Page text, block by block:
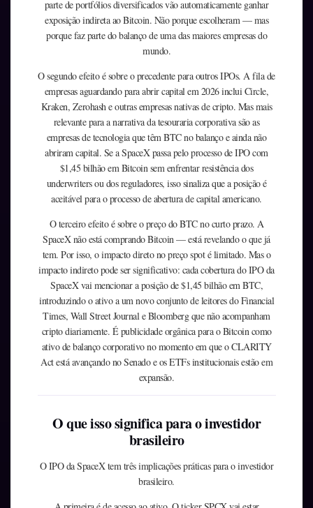
parte de portfólios diversificados vão automaticamente ganhar
exposição indireta ao Bitcoin. Não porque escolheram — mas
porque faz parte do balanço de uma das maiores empresas do
mundo.
O segundo efeito é sobre o precedente para outros IPOs. A fila de
empresas aguardando para abrir capital em 2026 inclui Circle,
Kraken, Zerohash e outras empresas nativas de cripto. Mas mais
relevante para a narrativa da tesouraria corporativa são as
empresas de tecnologia que têm BTC no balanço e ainda não
abriram capital. Se a SpaceX passa pelo processo de IPO com
$1,45 bilhão em Bitcoin sem enfrentar resistência dos
underwriters ou dos reguladores, isso sinaliza que a posição é
aceitável para o processo de abertura de capital americano.
O terceiro efeito é sobre o preço do BTC no curto prazo. A
SpaceX não está comprando Bitcoin — está revelando o que já
tem. Por isso, o impacto direto no preço spot é limitado. Mas o
impacto indireto pode ser significativo: cada cobertura do IPO da
SpaceX vai mencionar a posição de $1,45 bilhão em BTC,
introduzindo o ativo a um novo conjunto de leitores do Financial
Times, Wall Street Journal e Bloomberg que não acompanham
cripto diariamente. É publicidade orgânica para o Bitcoin como
ativo de balanço corporativo no momento em que o CLARITY
Act está avançando no Senado e os ETFs institucionais estão em
expansão.
O que isso significa para o investidor
brasileiro
O IPO da SpaceX tem três implicações práticas para o investidor
brasileiro.